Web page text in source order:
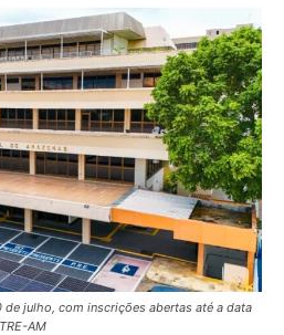
de julho, com inscrições abertas até a data
AM